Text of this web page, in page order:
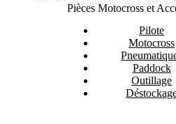
Pièces Motocross et
Pilote
Motocross
Paddock
Outillage